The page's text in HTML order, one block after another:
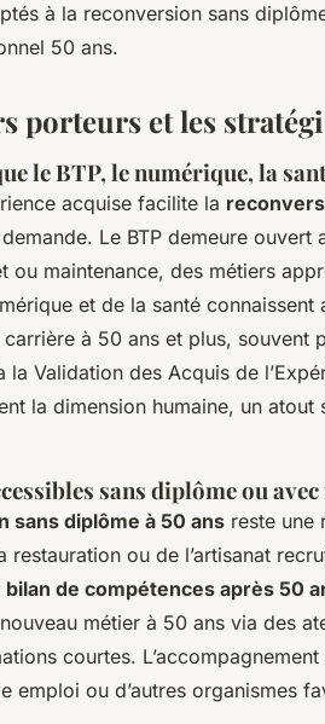
à la reconversion sans
50 ans.
porteurs et les
le BTP, le numérique, la
acquise facilite la
Le BTP demeure
ou maintenance, des métiers
et de la santé
à 50 ans et plus, souvent
Validation des Acquis de
la dimension humaine, un
sans diplôme ou
sans diplôme à 50 ans reste une
restauration ou de l’artisanat
bilan de compétences après 50
métier à 50 ans via des
courtes.
emploi ou d’autres organismes